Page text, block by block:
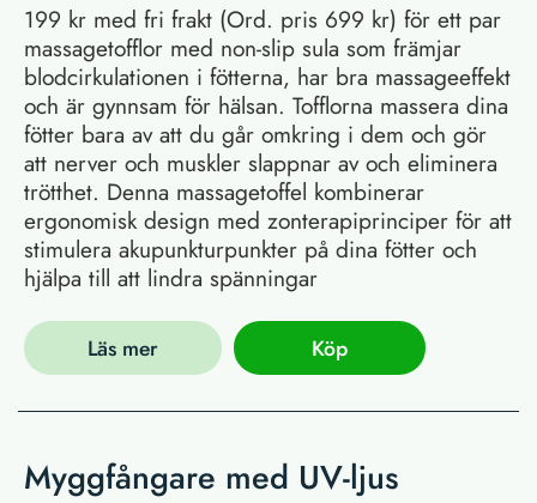
199 kr med fri frakt (Ord. pris 699 kr) för ett par
massagetofflor med non-slip sula som främjar
blodcirkulationen i fötterna, har bra massageeffekt
och är gynnsam för hälsan. Tofflorna massera dina
fötter bara av att du går omkring i dem och gör
att nerver och muskler slappnar av och eliminera
trötthet. Denna massagetoffel kombinerar
ergonomisk design med zonterapiprinciper för att
stimulera akupunkturpunkter på dina fötter och
hjälpa till att lindra spänningar
Läs mer Köp
Myggfångare med UV-ljus